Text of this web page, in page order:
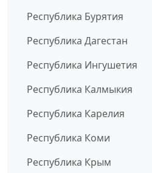
Республика Бурятия
Республика Дагестан
Республика Ингушетия
Республика Калмыкия
Республика Карелия
Республика Коми
Республика Крым